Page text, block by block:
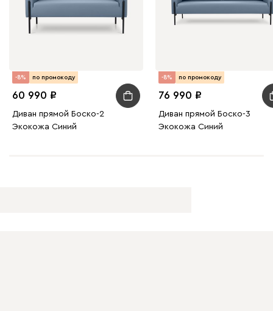
-8% по промокоду
60 990
Диван прямой Боско-2
Экокожа Синий
-8% по промокоду
76 990
Диван прямой Боско-3
Экокожа Синий